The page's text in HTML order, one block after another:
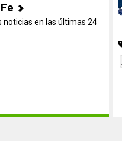
noticias en las últimas 24